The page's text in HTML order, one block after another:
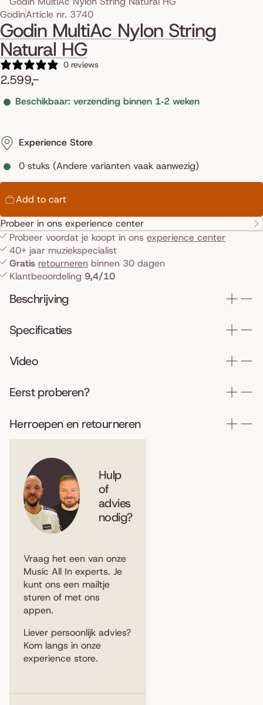
Skip to product information
GodinArticle nr. 3740
Godin MultiAc Nylon String
Natural HG
0 reviews
2.599,-
Beschikbaar: verzending binnen 1‑2 weken
Experience Store
0 stuks (Andere varianten vaak aanwezig)
Add to cart
Probeer in ons experience center
Probeer voordat je koopt in ons experience center
40+ jaar muziekspecialist
Gratis retourneren binnen 30 dagen
Klantbeoordeling 9,4/10
Beschrijving
Specificaties
Video
Eerst proberen?
Herroepen en retourneren
Hulp
of
advies
nodig?
Vraag het een van onze
Music All In experts. Je
kunt ons een mailtje
sturen of met ons
appen.
Liever persoonlijk advies?
Kom langs in onze
experience store.